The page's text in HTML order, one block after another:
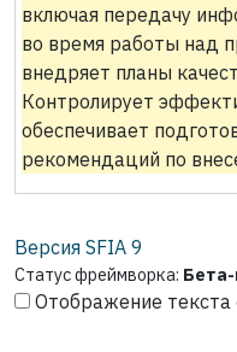
включая передачу
во время работы над
внедряет планы
Контролирует
обеспечивает
рекомендаций по
Версия SFIA 9
Статус фреймворка:
Отображение